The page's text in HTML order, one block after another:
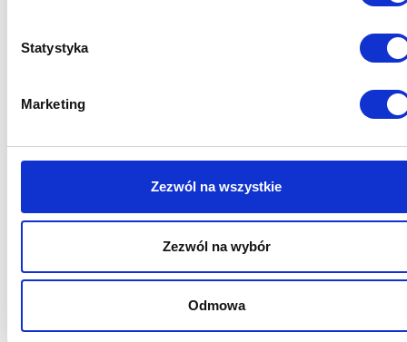
Statystyka
Marketing
Zezwól na wszystkie
Zezwól na wybór
Odmowa
julia.karcz@litigato.pl
Postępowania podatkowe
Postępowania karne skarbowe